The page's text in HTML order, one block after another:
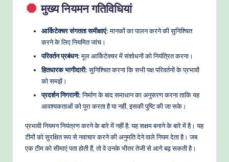
मुख्य नियमन गतिविधियां
आर्किटेक्चर संगतता समीक्षाएं:मानकों का पालन करने की सुनिश्चित
करने के लिए नियमित जांच।
परिवर्तन प्रबंधन:मूल आर्किटेक्चर में संशोधनों को नियंत्रित करना।
हितधारक भागीदारी:सुनिश्चित करना कि सभी पक्ष परिवर्तनों के प्रभावों
को समझें।
प्रदर्शन निगरानी:निर्माण के बाद समाधान का अनुसरण करना ताकि यह
आवश्यकताओं को पूरा करता है या नहीं, इसकी पुष्टि की जा सके।
प्रभावी नियमन नियंत्रण करने के बारे में नहीं है; यह सक्षम बनाने के बारे में है। यह
टीमों को सुरक्षित रूप से नवाचार करने की अनुमति देने वाले नियम देता है। जब
एक टीम को सीमाएं पता होती हैं, तो वे उनके भीतर तेजी से आगे बढ़ सकती है।